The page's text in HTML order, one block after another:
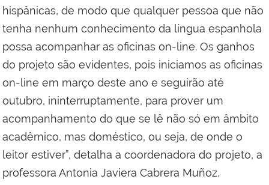
hispânicas, de modo que qualquer pessoa que não
tenha nenhum conhecimento da língua espanhola
possa acompanhar as oficinas on-line. Os ganhos
do projeto são evidentes, pois iniciamos as oficinas
on-line em março deste ano e seguirão até
outubro, ininterruptamente, para prover um
acompanhamento do que se lê não só em âmbito
acadêmico, mas doméstico, ou seja, de onde o
leitor estiver”, detalha a coordenadora do projeto, a
professora Antonia Javiera Cabrera Muñoz.